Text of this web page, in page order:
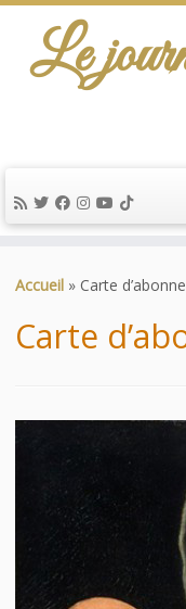
au
Le
Accueil » Carte
Carte